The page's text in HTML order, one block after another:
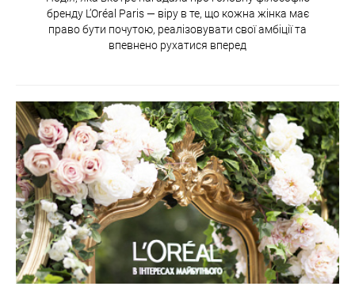
бренду L’Oréal Paris — віру в те, що кожна жінка має
право бути почутою, реалізовувати свої амбіції та
впевнено рухатися вперед